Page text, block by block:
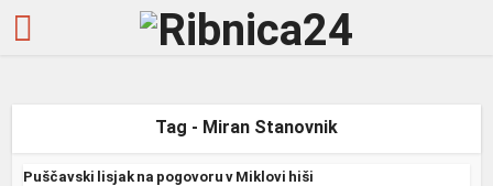
Tag - Miran Stanovnik
Puščavski lisjak na pogovoru v Miklovi hiši